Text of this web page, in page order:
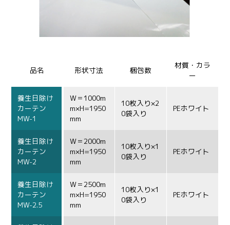
品名 形状寸法 梱包数
材質・カラ
ー
養生日除け
カーテン
MW-1
W＝1000m
m×H=1950
mm
10枚入り×2
0袋入り
PEホワイト
養生日除け
カーテン
MW-2
W＝2000m
m×H=1950
mm
10枚入り×1
0袋入り
PEホワイト
養生日除け
カーテン
MW-2.5
W＝2500m
m×H=1950
mm
10枚入り×1
0袋入り
PEホワイト